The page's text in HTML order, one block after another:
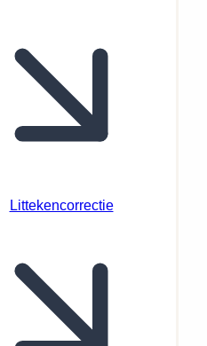
Littekencorrectie